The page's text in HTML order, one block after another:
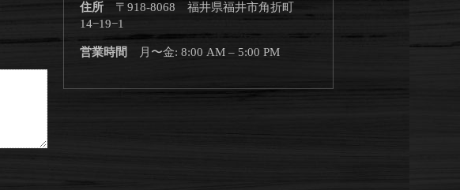
住所 〒918-8068 福井県福井市角折町
14−19−1
営業時間 月〜金: 8:00 AM – 5:00 PM